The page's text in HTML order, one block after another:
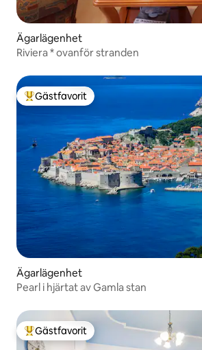
Ägarlägenhet
Riviera * ovanför stranden
Populär gästfavorit
Gästfavorit
Ägarlägenhet
Pearl i hjärtat av Gamla stan
Populär gästfavorit
Gästfavorit